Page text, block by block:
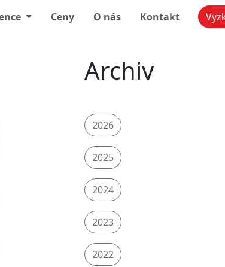
Ceny O nás Kontakt
Archiv
2026
2025
2024
2023
2022